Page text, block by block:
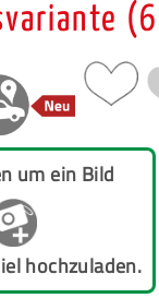
um ein Bild
hochzuladen.